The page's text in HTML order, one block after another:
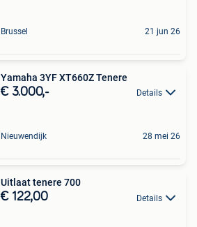
Brussel 21 jun 26
Yamaha 3YF XT660Z Tenere
€ 3.000,- Details
Nieuwendijk 28 mei 26
Uitlaat tenere 700
€ 122,00 Details